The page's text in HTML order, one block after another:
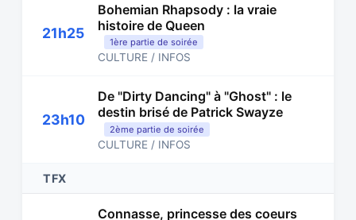
21h25
Bohemian Rhapsody : la vraie
histoire de Queen
1ère partie de soirée
CULTURE / INFOS
23h10
De "Dirty Dancing" à "Ghost" : le
destin brisé de Patrick Swayze
2ème partie de soirée
CULTURE / INFOS
TFX
Connasse, princesse des coeurs